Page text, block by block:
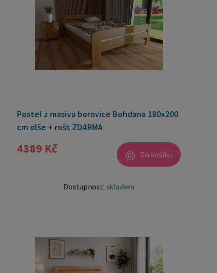
Postel z masivu borovice Bohdana 180x200
cm olše + rošt ZDARMA
4389 Kč Do košíku
Dostupnost: skladem